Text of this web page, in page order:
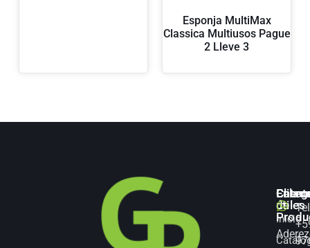
Esponja MultiMax
Classica Multiusos Pague
2 Lleve 3
de
útiles
Inicio